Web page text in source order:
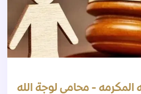
- محامي لوجة الله